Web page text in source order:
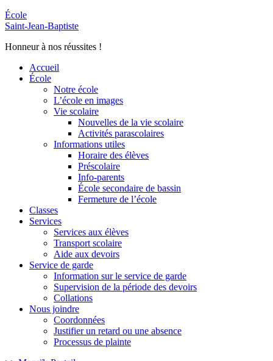
École
Saint-Jean-Baptiste
Honneur à nos réussites !
Accueil
École
Notre école
L’école en images
Vie scolaire
Nouvelles de la vie scolaire
Activités parascolaires
Informations utiles
Horaire des élèves
Préscolaire
Info-parents
École secondaire de bassin
Fermeture de l’école
Classes
Services
Services aux élèves
Transport scolaire
Aide aux devoirs
Service de garde
Information sur le service de garde
Supervision de la période des devoirs
Collations
Nous joindre
Coordonnées
Justifier un retard ou une absence
Processus de plainte